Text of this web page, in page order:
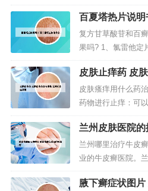
杀伤细胞和淋巴因
杀伤活性增强，还
扰素，具有抗病毒
作用。可使细胞毒
子活化的杀伤细胞
百夏塔热片说
复方甘草酸苷和百
果吗? 1、氯雷他定
胶囊 可以一起服用
道的反应，可以耐
体育锻炼，加强自
2、有些人因为自己
是内分泌、身体的
皮肤止痒药 皮
最常用
皮肤瘙痒用什么药
药物进行止痒：可
唑斯汀片、氯雷他
式注射抗过敏类药
止痒效果也会更好
用的抗过敏药物有
这些药物可以有效
兰州皮肤医院
家好
兰州哪里治疗牛皮
业的牛皮癣医院。
专业治疗牛皮癣的
州军区牛皮癣治疗
腋下癣症状图